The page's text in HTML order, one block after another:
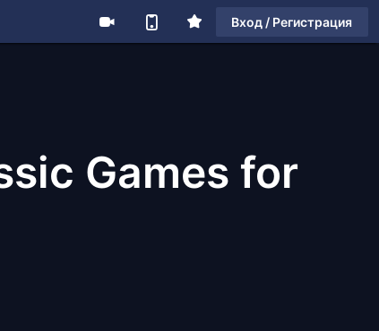
Вход / Регистрация
Games for